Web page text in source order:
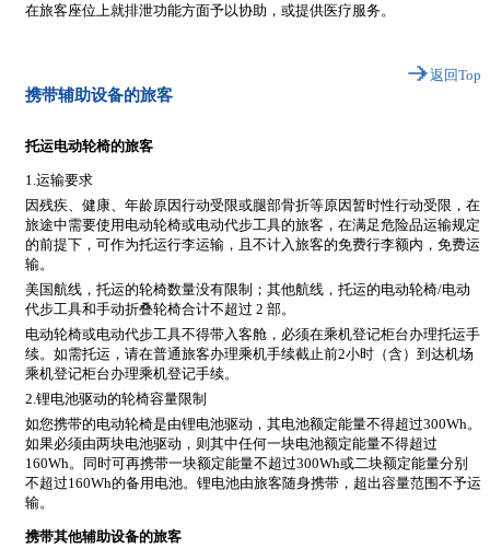
在旅客座位上就排泄功能方面予以协助，或提供医疗服务。
返回Top
携带辅助设备的旅客
托运电动轮椅的旅客
1.运输要求
因残疾、健康、年龄原因行动受限或腿部骨折等原因暂时性行动受限，在
旅途中需要使用电动轮椅或电动代步工具的旅客，在满足危险品运输规定
的前提下，可作为托运行李运输，且不计入旅客的免费行李额内，免费运
输。
美国航线，托运的轮椅数量没有限制；其他航线，托运的电动轮椅/电动
代步工具和手动折叠轮椅合计不超过 2 部。
电动轮椅或电动代步工具不得带入客舱，必须在乘机登记柜台办理托运手
续。如需托运，请在普通旅客办理乘机手续截止前2小时（含）到达机场
乘机登记柜台办理乘机登记手续。
2.锂电池驱动的轮椅容量限制
如您携带的电动轮椅是由锂电池驱动，其电池额定能量不得超过300Wh。
如果必须由两块电池驱动，则其中任何一块电池额定能量不得超过
160Wh。同时可再携带一块额定能量不超过300Wh或二块额定能量分别
不超过160Wh的备用电池。锂电池由旅客随身携带，超出容量范围不予运
输。
携带其他辅助设备的旅客